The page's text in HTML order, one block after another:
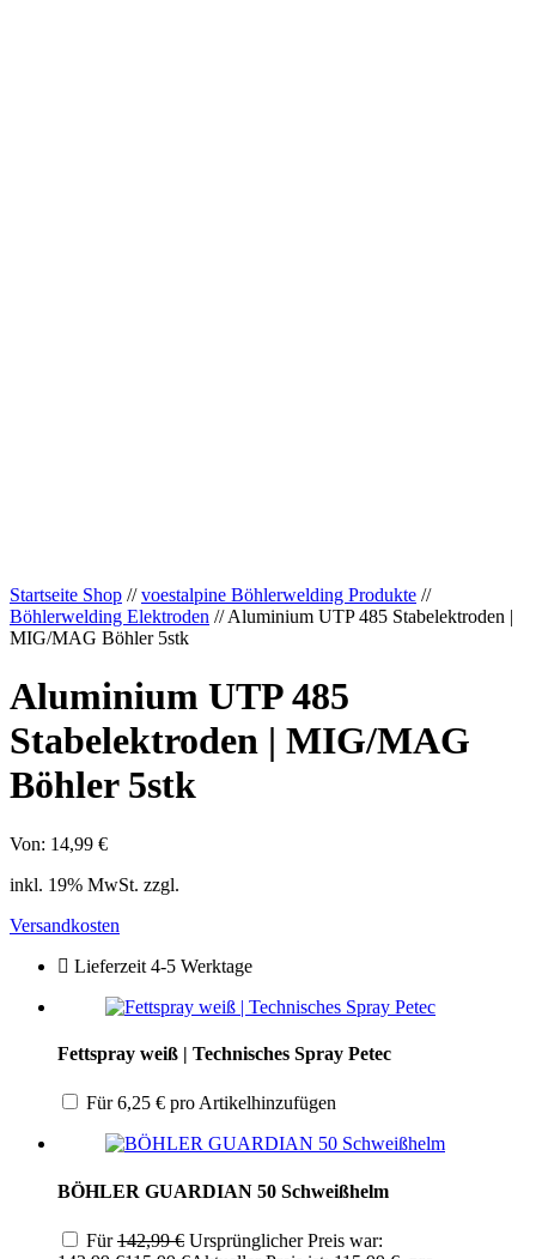
Startseite Shop //voestalpine Böhlerwelding Produkte //
Böhlerwelding Elektroden // Aluminium UTP 485 Stabelektroden |
MIG/MAG Böhler 5stk
Aluminium UTP 485
Stabelektroden | MIG/MAG
Böhler 5stk
Von: 14,99 €
inkl. 19% MwSt. zzgl.
Versandkosten
Lieferzeit 4-5 Werktage
Fettspray weiß | Technisches Spray Petec
Für6,25 € pro Artikelhinzufügen
BÖHLER GUARDIAN 50 Schweißhelm
Für142,99€ Ursprünglicher Preis war: